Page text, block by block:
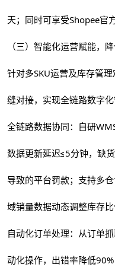
天；同时可享受Shopee官
（三）智能化运营赋能，
针对多SKU运营及库存管
缝对接，实现全链路数字化
全链路数据协同：自研
数据更新延迟≤5分钟，缺
导致的平台罚款；支持多
域销量数据动态调整库存比
自动化订单处理：从订单
动化操作，出错率降低